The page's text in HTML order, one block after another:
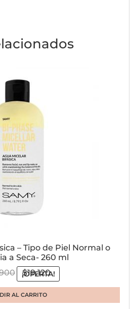
– Tipo de Piel Normal o
a Seca- 260 ml
¡OFERTA!
$19.120
AL CARRITO